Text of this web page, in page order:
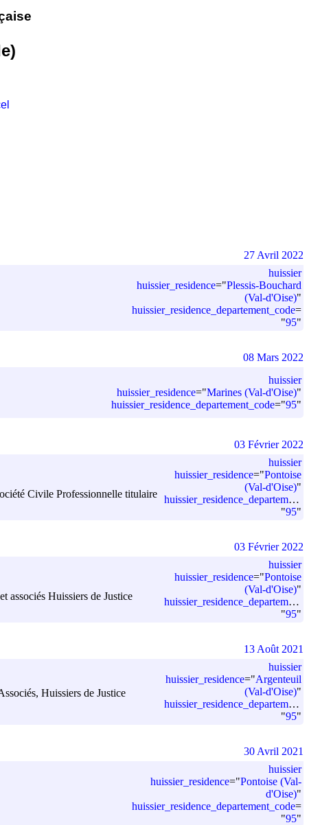
huissier
huissier_residence="Plessis-Bouchard
(Val-d'Oise)"
huissier_residence_departement_code=
"95"
27 Avril 2022
huissier
huissier_residence="Marines (Val-d'Oise)"
huissier_residence_departement_code="95"
08 Mars 2022
Civile Professionnelle titulaire
huissier
huissier_residence="Pontoise
(Val-d'Oise)"
huissier_residence_departement_code
"95"
03 Février 2022
Huissiers de Justice
huissier
huissier_residence="Pontoise
(Val-d'Oise)"
huissier_residence_departement_code
"95"
03 Février 2022
Huissiers de Justice
huissier
huissier_residence="Argenteuil
(Val-d'Oise)"
huissier_residence_departement_code
"95"
13 Août 2021
huissier
huissier_residence="Pontoise (Val-
d'Oise)"
huissier_residence_departement_code=
"95"
30 Avril 2021